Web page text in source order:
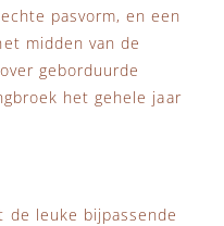
pasvorm, en een
midden van de
geborduurde
het gehele jaar
de leuke bijpassende